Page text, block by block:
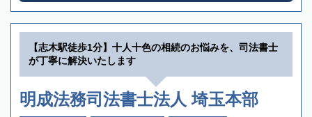
【志木駅徒歩1分】十人十色の相続のお悩みを、司法書士
が丁寧に解決いたします
明成法務司法書士法人 埼玉本部